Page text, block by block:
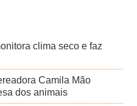
clima seco e faz
Camila Mão
dos animais